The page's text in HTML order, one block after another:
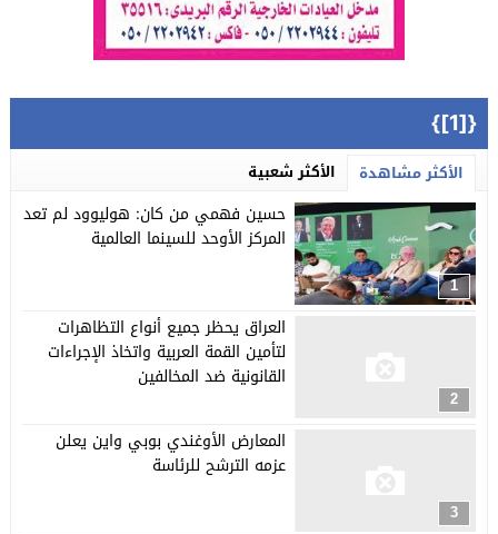
{[1]}
الأكثر مشاهدة الأكثر شعبية
1
حسين فهمي من كان: هوليوود لم تعد
المركز الأوحد للسينما العالمية
2
العراق يحظر جميع أنواع التظاهرات
لتأمين القمة العربية واتخاذ الإجراءات
القانونية ضد المخالفين
3
المعارض الأوغندي بوبي واين يعلن
عزمه الترشح للرئاسة